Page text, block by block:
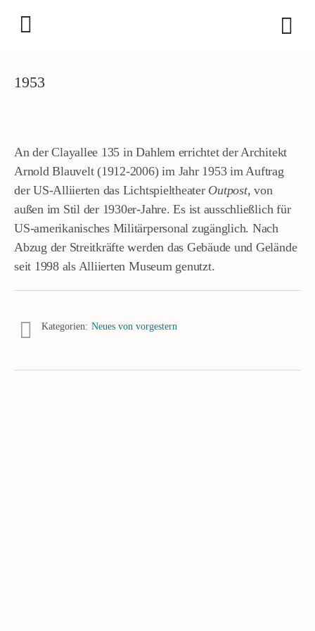
1953
An der Clayallee 135 in Dahlem errichtet der Architekt
Arnold Blauvelt (1912-2006) im Jahr 1953 im Auftrag
der US-Alliierten das Lichtspieltheater Outpost, von
außen im Stil der 1930er-Jahre. Es ist ausschließlich für
US-amerikanisches Militärpersonal zugänglich. Nach
Abzug der Streitkräfte werden das Gebäude und Gelände
seit 1998 als Alliierten Museum genutzt.
Kategorien: Neues von vorgestern